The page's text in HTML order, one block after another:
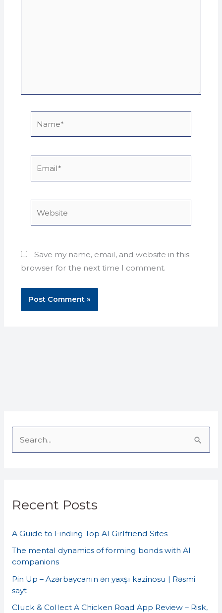
Save my name, email, and website in this
browser for the next time I comment.
c
f
o
r
:
Recent Posts
A Guide to Finding Top AI Girlfriend Sites
The mental dynamics of forming bonds with AI
companions
Pin Up – Azərbaycanın ən yaxşı kazinosu | Rəsmi
sayt
Cluck & Collect A Chicken Road App Review – Risk,